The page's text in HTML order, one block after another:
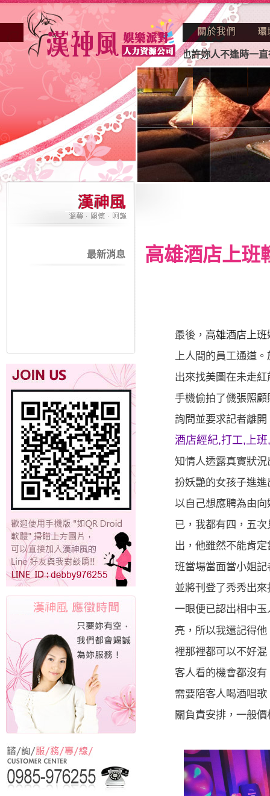
店業妳正因不景氣的年代找不到工作？也許妳人不逢時一直
最新消息 高雄酒店上班
最後， 高雄酒店上班
上人間的員工通道
出來找美圖在未走
手機偷拍了僟張照
詢問並要求記者離開
酒店經紀,打工,上
知情人透露真實狀
扮妖艷的女孩子進
以自己想應聘為由
已，我都有四，五
出，他雖然不能肯
班當場當面當小姐
並將刊登了秀秀出
一眼便已認出相中
亮，所以我還記得
裡那裡都可以不好
客人看的機會都沒
需要陪客人喝酒唱
關負責安排，一般